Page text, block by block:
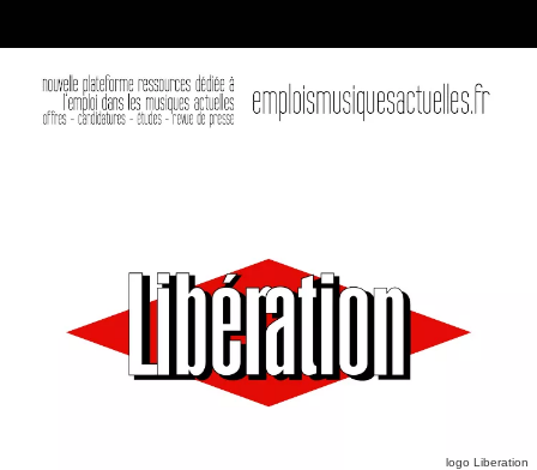
logo Liberation